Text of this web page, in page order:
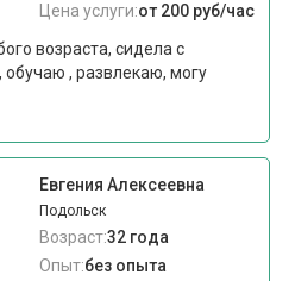
Цена услуги:от 200 руб/час
возраста, сидела с
обучаю , развлекаю, могу
Евгения Алексеевна
Подольск
Возраст:32 года
Опыт:без опыта